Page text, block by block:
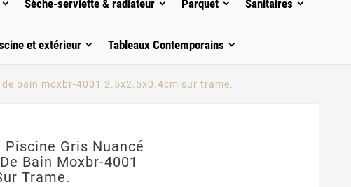
Sèche-serviette & radiateur Parquet Sanitaires
et extérieur Tableaux Contemporains
bain moxbr-4001 2.5x2.5x0.4cm sur trame.
Piscine Gris Nuancé
Bain Moxbr-4001
Trame.